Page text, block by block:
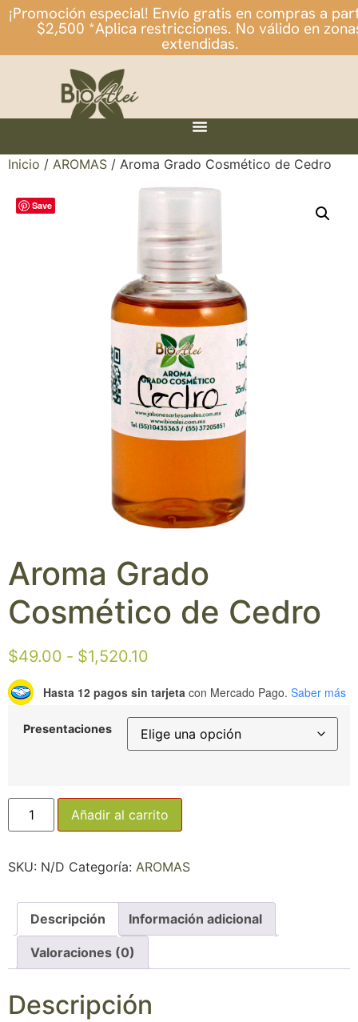
¡Promoción especial! Envío gratis en compras a
$2,500 *Aplica restricciones. No válido en
extendidas.
Inicio / AROMAS / Aroma Grado Cosmético de Cedro
Save
Aroma Grado
Cosmético de Cedro
$49.00 - $1,520.10
Hasta 12 pagos sin tarjeta con Mercado Pago. Saber más
Presentaciones
Añadir al carrito
SKU: N/D Categoría: AROMAS
Descripción Información adicional
Valoraciones (0)
Descripción